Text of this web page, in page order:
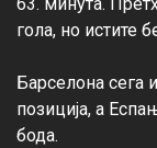
гола, но истите
Барселона сега
позиција, а
бода.